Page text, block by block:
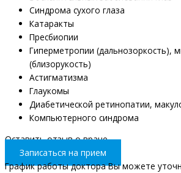
Синдрома сухого глаза
Катаракты
Пресбиопии
Гиперметропии (дальнозоркость),
(близорукость)
Астигматизма
Глаукомы
Диабетической ретинопатии,
Компьютерного синдрома
Оставить отзыв о враче
Записаться на прием
График работы доктора Вы можете